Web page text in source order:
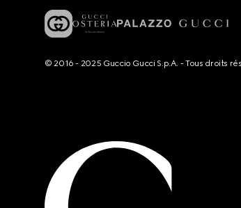
© 2016 - 2025 Guccio Gucci S.p.A. - Tous droits